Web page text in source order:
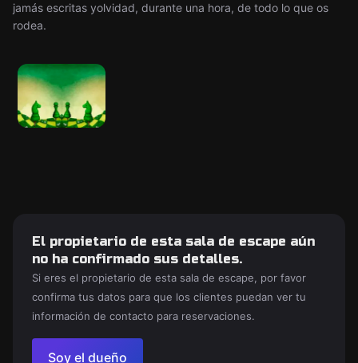
jamás escritas yolvidad, durante una hora, de todo lo que os
rodea.
El propietario de esta sala de escape aún
no ha confirmado sus detalles.
Si eres el propietario de esta sala de escape, por favor
confirma tus datos para que los clientes puedan ver tu
información de contacto para reservaciones.
Soy el dueño